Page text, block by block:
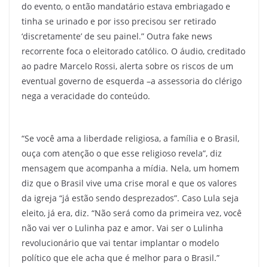
do evento, o então mandatário estava embriagado e
tinha se urinado e por isso precisou ser retirado
‘discretamente’ de seu painel.” Outra fake news
recorrente foca o eleitorado católico. O áudio, creditado
ao padre Marcelo Rossi, alerta sobre os riscos de um
eventual governo de esquerda –a assessoria do clérigo
nega a veracidade do conteúdo.
“Se você ama a liberdade religiosa, a família e o Brasil,
ouça com atenção o que esse religioso revela”, diz
mensagem que acompanha a mídia. Nela, um homem
diz que o Brasil vive uma crise moral e que os valores
da igreja “já estão sendo desprezados”. Caso Lula seja
eleito, já era, diz. “Não será como da primeira vez, você
não vai ver o Lulinha paz e amor. Vai ser o Lulinha
revolucionário que vai tentar implantar o modelo
político que ele acha que é melhor para o Brasil.”